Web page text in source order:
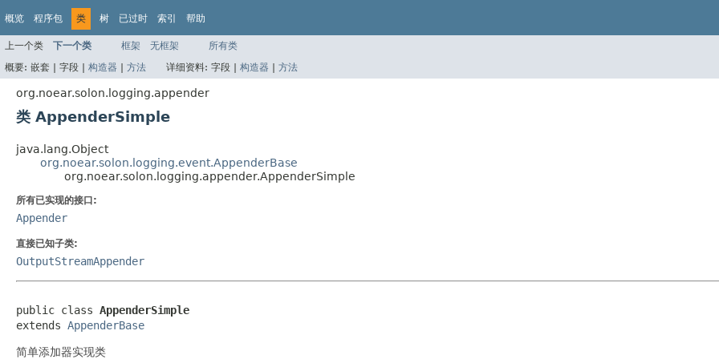
概览 程序包 类 树 已过时 索引 帮助
上一个类 下一个类 框架 无框架
所有类
概要: 嵌套 | 字段 | 构造器 | 方法 详细资料: 字段 | 构造器 | 方法
org.noear.solon.logging.appender
类 AppenderSimple
java.lang.Object
org.noear.solon.logging.event.AppenderBase
org.noear.solon.logging.appender.AppenderSimple
所有已实现的接口:
Appender
直接已知子类:
OutputStreamAppender
public class AppenderSimple
extends AppenderBase
简单添加器实现类